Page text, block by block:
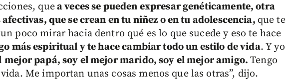
quea veces se pueden expresar genéticamente, otra
que se crean en tu niñez o en tu adolescencia, que te
poco mirar hacia dentro qué es lo que sucede y eso te hace
más espiritual y te hace cambiar todo un estilo de vida. Y yo
mejor papá, soy el mejor marido, soy el mejor amigo.Tengo
Me importan unas cosas menos que las otras”, dijo.